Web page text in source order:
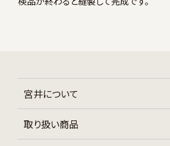
宮井について
取り扱い商品